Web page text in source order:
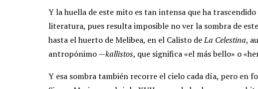
Y la huella de este mito es tan intensa que ha
literatura, pues resulta imposible no ver la sombra de
hasta el huerto de Melibea, en el Calisto deLa Celestina,
antropónimo —kallistos, que significa «el más bello» o
Y esa sombra también recorre el cielo cada día, pero en